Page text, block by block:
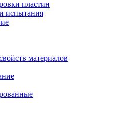
пластин
испытания
материалов